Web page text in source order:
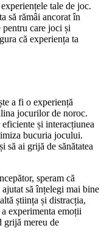
tale de joc.
să rămâi ancorat în
care joci și
că experiența ta
a fi o experiență
jocurilor de noroc.
și interacțiunea
bucuria jocului.
să ai grijă de sănătatea
speram că
să înțelegi mai bine
știința și distracția,
experimenta emoții
grijă mereu de